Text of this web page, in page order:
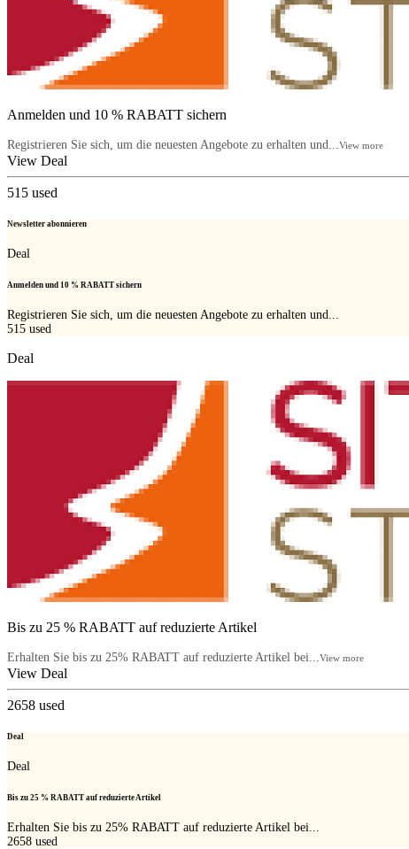
Anmelden und 10 % RABATT sichern
Registrieren Sie sich, um die neuesten Angebote zu erhalten und...View more
View Deal
515 used
Newsletter abonnieren
Deal
Anmelden und 10 % RABATT sichern
Registrieren Sie sich, um die neuesten Angebote zu erhalten und...
515 used
Deal
Bis zu 25 % RABATT auf reduzierte Artikel
Erhalten Sie bis zu 25% RABATT auf reduzierte Artikel bei... View more
View Deal
2658 used
Deal
Deal
Bis zu 25 % RABATT auf reduzierte Artikel
Erhalten Sie bis zu 25% RABATT auf reduzierte Artikel bei...
2658 used